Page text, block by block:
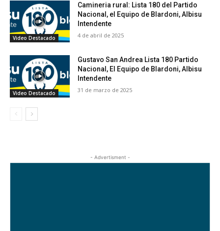
Video Destacado
Camineria rural: Lista 180 del Partido
Nacional, el Equipo de Blardoni, Albisu
Intendente
4 de abril de 2025
Video Destacado
Gustavo San Andrea Lista 180 Partido
Nacional, El Equipo de Blardoni, Albisu
Intendente
31 de marzo de 2025
- Advertisment -